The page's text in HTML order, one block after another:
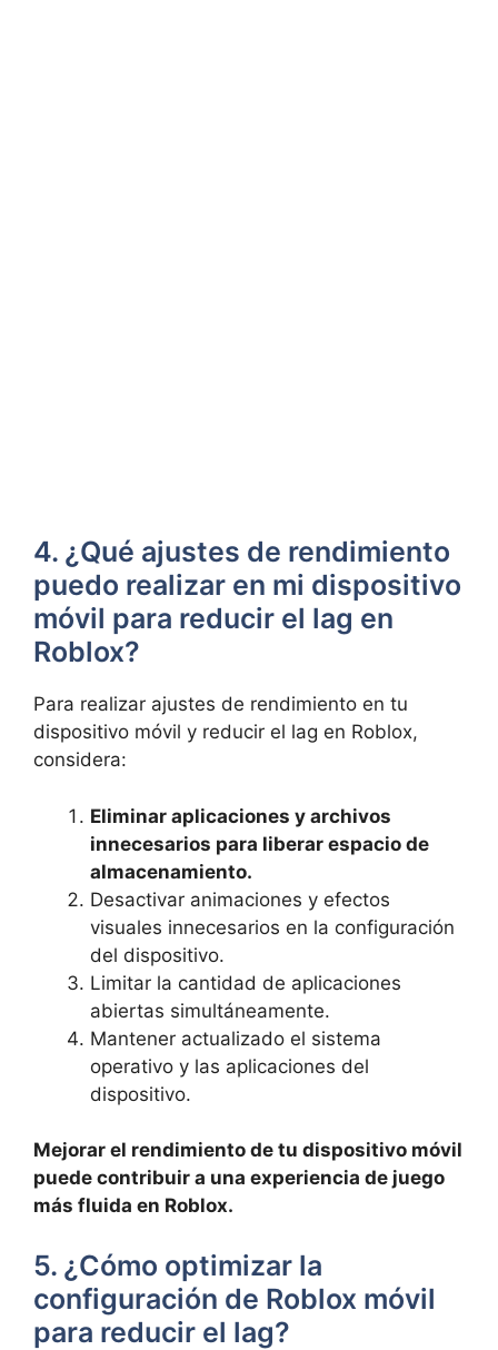
4.‍ ¿Qué ajustes de‌ rendimiento⁣
puedo⁣ realizar en mi dispositivo
‍móvil ⁤para reducir el lag en
Roblox?
Para realizar ajustes ⁤de⁤ rendimiento en ‌tu
‌dispositivo móvil y reducir el lag en Roblox,
considera:
Eliminar aplicaciones y archivos
innecesarios para liberar espacio de
almacenamiento.
Desactivar animaciones y⁤ efectos
visuales innecesarios ‍en la configuración
del⁤ dispositivo.
Limitar la cantidad de aplicaciones
abiertas ⁣simultáneamente.
Mantener actualizado⁤ el⁣ sistema
operativo y las aplicaciones del
dispositivo.
Mejorar el rendimiento ‍de tu dispositivo móvil
puede contribuir a una experiencia de juego
más fluida en⁤ Roblox.
5. ¿Cómo optimizar la
configuración de Roblox móvil
para reducir el lag?